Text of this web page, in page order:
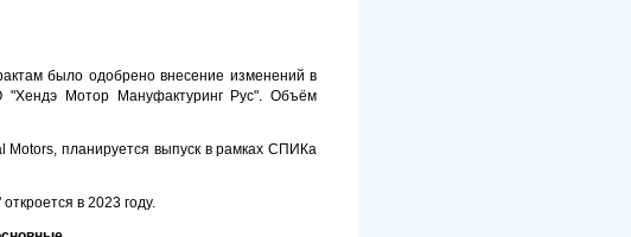
было одобрено внесение изменений в
"Хендэ Мотор Мануфактуринг Рус". Объём
планируется выпуск в рамках СПИКа
в 2023 году.